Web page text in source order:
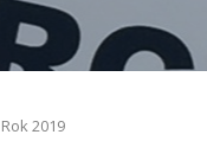
Rok 2019